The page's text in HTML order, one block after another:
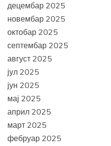
децембар 2025
новембар 2025
октобар 2025
септембар 2025
август 2025
јул 2025
јун 2025
мај 2025
април 2025
март 2025
фебруар 2025